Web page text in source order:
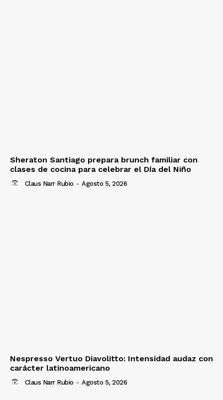
Sheraton Santiago prepara brunch familiar con
clases de cocina para celebrar el Día del Niño
Claus Narr Rubio - Agosto 5, 2026
Nespresso Vertuo Diavolitto: Intensidad audaz con
carácter latinoamericano
Claus Narr Rubio - Agosto 5, 2026